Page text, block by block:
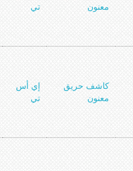
معنون
تي
كاشف حريق
معنون
إي أس
تي